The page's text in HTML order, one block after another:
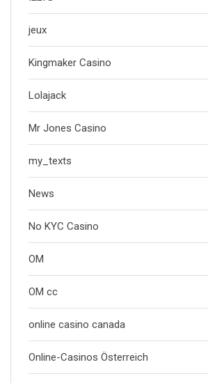
jeux
Kingmaker Casino
Lolajack
Mr Jones Casino
my_texts
News
No KYC Casino
OM
OM cc
online casino canada
Online-Casinos Österreich